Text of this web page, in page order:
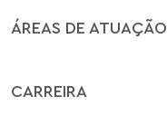
ÁREAS DE ATUAÇÃO
CARREIRA